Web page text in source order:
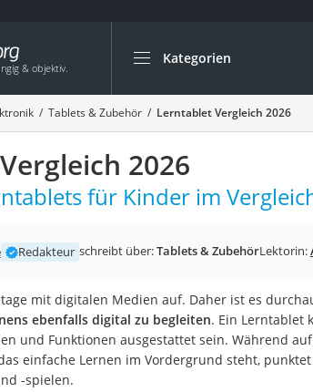
Kategorien
Die beliebtesten Vergleiche
Elektronik
Powerstation
Monitor 32 Zoll 4K
Fernseher
Desktop-PC
Diascanner
Laser-Multifunktionsdrucker
Powerline-Adapter
Tablets & Zubehör Lerntablet Vergleich 2026
2026
für Kinder im
Redakteur schreibt über:Tablets & ZubehörLektorin:
mit digitalen Medien auf. Daher ist es
ebenfalls digital zu begleiten. Ein Lerntablet
und Funktionen ausgestattet sein. Während
einfache Lernen im Vordergrund steht,
-spielen.